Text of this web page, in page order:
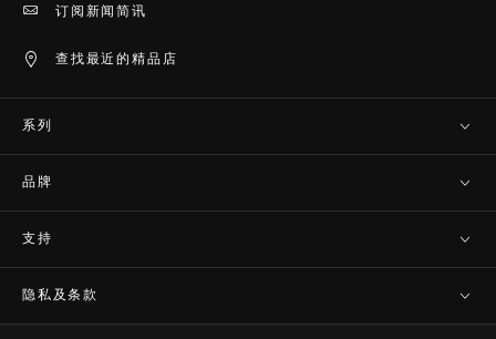
查找最近的精品店
订阅新闻简讯
系列
品牌
支持
隐私及条款